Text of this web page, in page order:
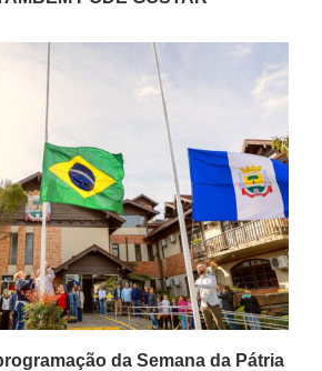
da Semana da Pátria